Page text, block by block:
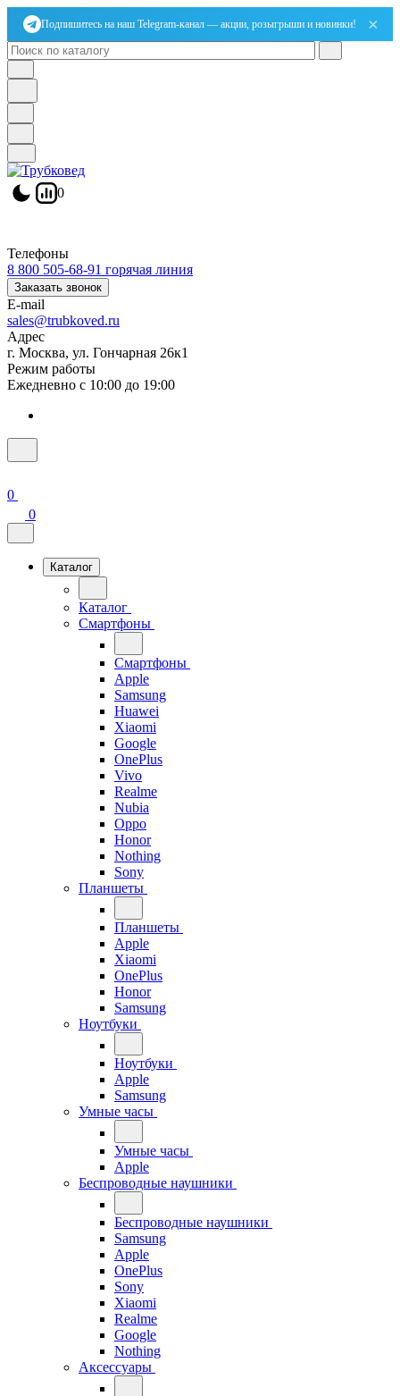
Подпишитесь на наш Telegram-канал — акции, розыгрыши и новинки! ×
0
Телефоны
8 800 505-68-91 горячая линия
Заказать звонок
E-mail
sales@trubkoved.ru
Адрес
г. Москва, ул. Гончарная 26к1
Режим работы
Ежедневно с 10:00 до 19:00
0
0
Каталог
Каталог
Смартфоны
Смартфоны
Apple
Samsung
Huawei
Xiaomi
Google
OnePlus
Vivo
Realme
Nubia
Oppo
Honor
Nothing
Sony
Планшеты
Планшеты
Apple
Xiaomi
OnePlus
Honor
Samsung
Ноутбуки
Ноутбуки
Apple
Samsung
Умные часы
Умные часы
Apple
Беспроводные наушники
Беспроводные наушники
Samsung
Apple
OnePlus
Sony
Xiaomi
Realme
Google
Nothing
Аксессуары